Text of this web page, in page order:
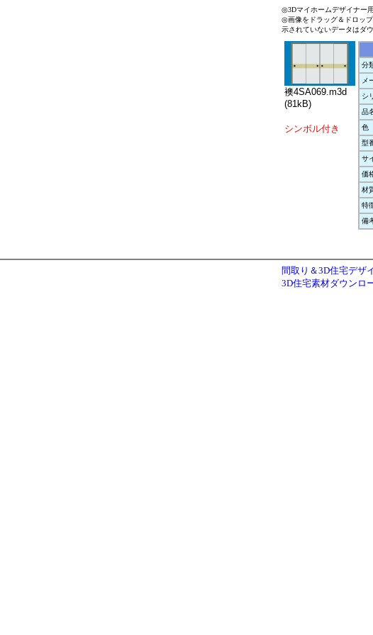
◎3Dマイホームデザイナー
◎画像をドラッグ＆ドロッ
示されていないデータはダ
襖4SA069.m3d
(81kB)
シンボル付き
分
メ
シ
品
色
型
サ
価
材
特
備
間取り＆3D住宅デザ
3D住宅素材ダウンロ